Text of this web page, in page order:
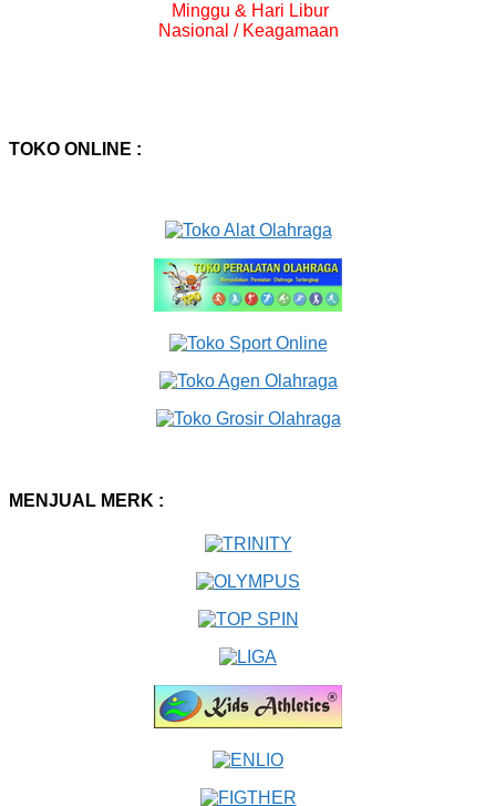
Minggu & Hari Libur
Nasional / Keagamaan
TOKO ONLINE :
MENJUAL MERK :